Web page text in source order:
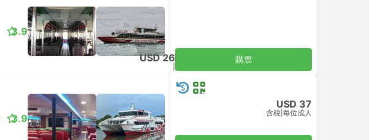
3.9
USD 26 購票
3.9
USD 37
含税 每位成人